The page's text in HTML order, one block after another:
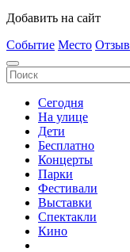
Добавить на сайт
Событие Место Отзыв
Сегодня
На улице
Дети
Бесплатно
Концерты
Парки
Фестивали
Выставки
Спектакли
Кино